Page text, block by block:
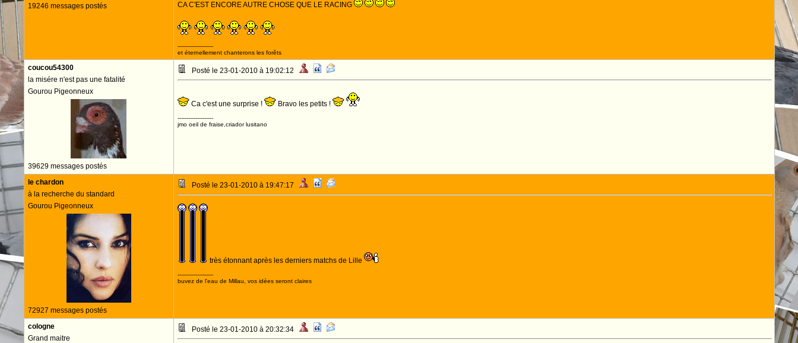
19246 messages postés CA C'EST ENCORE AUTRE CHOSE QUE LE RACING
--------------------
et éternellement chanterons les forêts
coucou54300
la misére n'est pas une fatalité
Gourou Pigeonneux
39629 messages postés
Posté le 23-01-2010 à 19:02:12
Ca c'est une surprise ! Bravo les petits !
--------------------
jmo oeil de fraise,criador lusitano
le chardon
à la recherche du standard
Gourou Pigeonneux
72927 messages postés
Posté le 23-01-2010 à 19:47:17
très étonnant après les derniers matchs de Lille
--------------------
buvez de l'eau de Millau, vos idées seront claires
cologne
Grand maitre
Posté le 23-01-2010 à 20:32:34